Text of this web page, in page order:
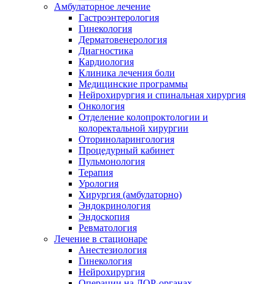
Амбулаторное лечение
Гастроэнтерология
Гинекология
Дерматовенерология
Диагностика
Кардиология
Клиника лечения боли
Медицинские программы
Нейрохирургия и спинальная хирургия
Онкология
Отделение колопроктологии и
колоректальной хирургии
Оториноларингология
Процедурный кабинет
Пульмонология
Терапия
Урология
Хирургия (амбулаторно)
Эндокринология
Эндоскопия
Ревматология
Лечение в стационаре
Анестезиология
Гинекология
Нейрохирургия